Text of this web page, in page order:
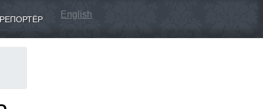
English